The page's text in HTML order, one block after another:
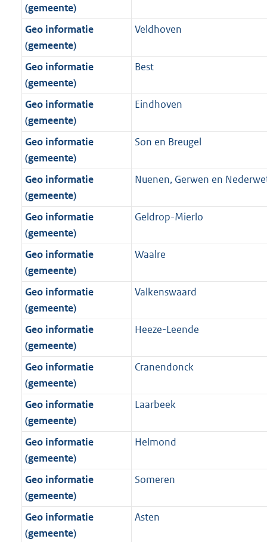
(gemeente)
Geo informatie
(gemeente)
Veldhoven
Geo informatie
(gemeente)
Best
Geo informatie
(gemeente)
Eindhoven
Geo informatie
(gemeente)
Son en Breugel
Geo informatie
(gemeente)
Nuenen, Gerwen en
Geo informatie
(gemeente)
Geldrop-Mierlo
Geo informatie
(gemeente)
Waalre
Geo informatie
(gemeente)
Valkenswaard
Geo informatie
(gemeente)
Heeze-Leende
Geo informatie
(gemeente)
Cranendonck
Geo informatie
(gemeente)
Laarbeek
Geo informatie
(gemeente)
Helmond
Geo informatie
(gemeente)
Someren
Geo informatie
(gemeente)
Asten